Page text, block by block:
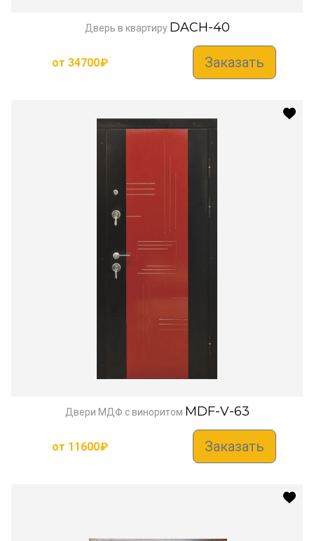
Дверь в квартиру DACH-40
от 34700₽ Заказать
Двери МДФ с виноритом MDF-V-63
от 11600₽ Заказать